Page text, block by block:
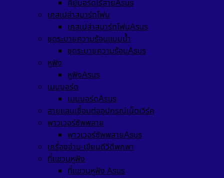
คีย์บอร์ดไร้สายAsus
เคสเปล่าสมาร์ทโฟน
เคสเปล่าสมาร์ทโฟนAsus
ชุดระบายความร้อนแบบน้ำ
ชุดระบายความร้อนAsus
หูฟัง
หูฟังAsus
เมนบอร์ด
เมนบอร์ดAsus
สายแลนเชื่อมต่ออุปกรณ์เน็ตเวิร์ค
พาวเวอร์ซัพพลาย
พาวเวอร์ซัพพลายAsus
เครื่องอ่าน-เขียนดีวีดีพกพา
ที่แขวนหูฟัง
ที่แขวนหูฟัง Asus